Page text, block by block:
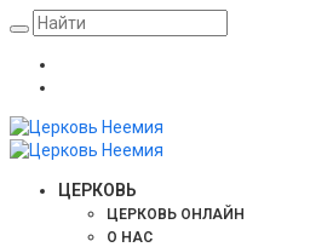
ЦЕРКОВЬ
ЦЕРКОВЬ ОНЛАЙН
О НАС